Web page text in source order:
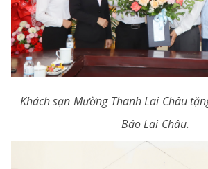
Khách sạn Mường Thanh Lai Châu
Báo Lai Châu.